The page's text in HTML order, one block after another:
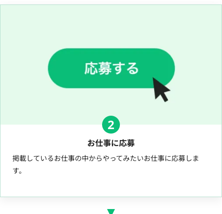
2
お仕事に応募
掲載しているお仕事の中からやってみたいお仕事に応募しま
す。